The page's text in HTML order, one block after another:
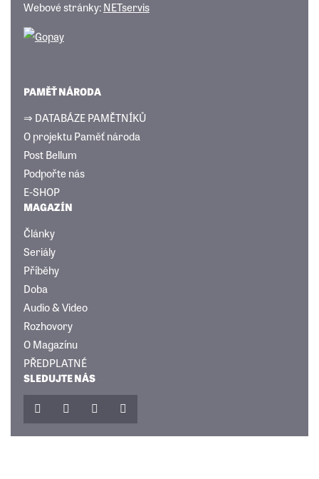
Webové stránky:NETservis
PAMĚŤ NÁRODA
⇒ DATABÁZE PAMĚTNÍKŮ
O projektu Paměť národa
Post Bellum
Podpořte nás
E-SHOP
MAGAZÍN
Články
Seriály
Příběhy
Doba
Audio & Video
Rozhovory
O Magazínu
PŘEDPLATNÉ
SLEDUJTE NÁS